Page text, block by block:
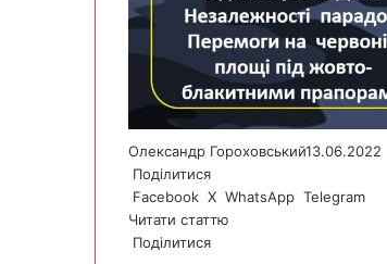
Олександр Гороховський13.06.2022
Поділитися
Facebook X WhatsApp Telegram
Читати статтю
Поділитися